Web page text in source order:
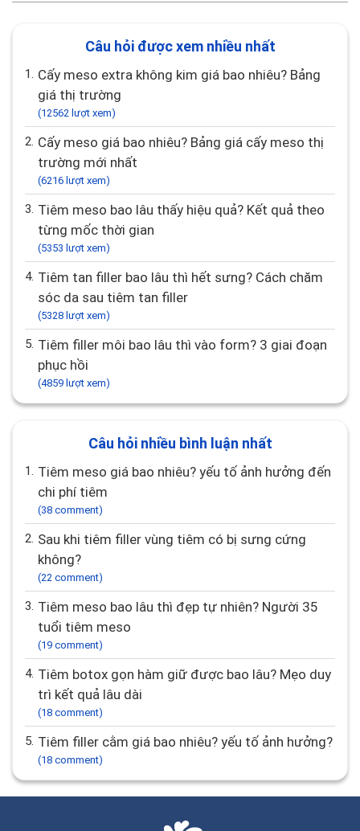
Câu hỏi được xem nhiều nhất
1. Cấy meso extra không kim giá bao nhiêu? Bảng
giá thị trường
(12562 lượt xem)
2. Cấy meso giá bao nhiêu? Bảng giá cấy meso thị
trường mới nhất
(6216 lượt xem)
3. Tiêm meso bao lâu thấy hiệu quả? Kết quả theo
từng mốc thời gian
(5353 lượt xem)
4. Tiêm tan filler bao lâu thì hết sưng? Cách chăm
sóc da sau tiêm tan filler
(5328 lượt xem)
5. Tiêm filler môi bao lâu thì vào form? 3 giai đoạn
phục hồi
(4859 lượt xem)
Câu hỏi nhiều bình luận nhất
1. Tiêm meso giá bao nhiêu? yếu tố ảnh hưởng đến
chi phí tiêm
(38 comment)
2. Sau khi tiêm filler vùng tiêm có bị sưng cứng
không?
(22 comment)
3. Tiêm meso bao lâu thì đẹp tự nhiên? Người 35
tuổi tiêm meso
(19 comment)
4. Tiêm botox gọn hàm giữ được bao lâu? Mẹo duy
trì kết quả lâu dài
(18 comment)
5. Tiêm filler cằm giá bao nhiêu? yếu tố ảnh hưởng?
(18 comment)